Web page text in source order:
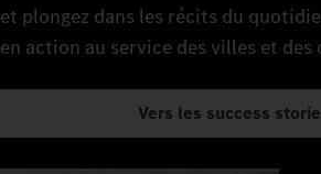
et plongez dans les récits du
en action au service des villes et des
Vers les success